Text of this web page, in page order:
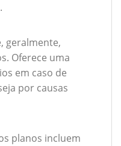
geralmente,
Oferece uma
em caso de
por causas
planos incluem